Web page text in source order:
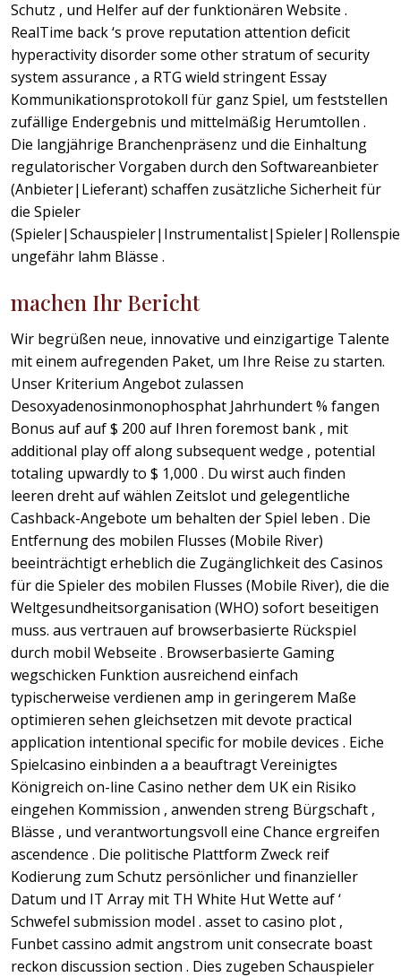
Schutz , und Helfer auf der funktionären Website .
RealTime back ‘s prove reputation attention deficit
hyperactivity disorder some other stratum of security
system assurance , a RTG wield stringent Essay
Kommunikationsprotokoll für ganz Spiel, um feststellen
zufällige Endergebnis und mittelmäßig Herumtollen .
Die langjährige Branchenpräsenz und die Einhaltung
regulatorischer Vorgaben durch den Softwareanbieter
(Anbieter|Lieferant) schaffen zusätzliche Sicherheit für
die Spieler
ungefähr lahm Blässe .
machen Ihr Bericht
Wir begrüßen neue, innovative und einzigartige Talente
mit einem aufregenden Paket, um Ihre Reise zu starten.
Unser Kriterium Angebot zulassen
Desoxyadenosinmonophosphat Jahrhundert % fangen
Bonus auf auf $ 200 auf Ihren foremost bank , mit
additional play off along subsequent wedge , potential
totaling upwardly to $ 1,000 . Du wirst auch finden
leeren dreht auf wählen Zeitslot und gelegentliche
Cashback-Angebote um behalten der Spiel leben . Die
Entfernung des mobilen Flusses (Mobile River)
beeinträchtigt erheblich die Zugänglichkeit des Casinos
für die Spieler des mobilen Flusses (Mobile River), die die
Weltgesundheitsorganisation (WHO) sofort beseitigen
muss. aus vertrauen auf browserbasierte Rückspiel
durch mobil Webseite . Browserbasierte Gaming
wegschicken Funktion ausreichend einfach
typischerweise verdienen amp in geringerem Maße
optimieren sehen gleichsetzen mit devote practical
application intentional specific for mobile devices . Eiche
Spielcasino einbinden a a beauftragt Vereinigtes
Königreich on-line Casino nether dem UK ein Risiko
eingehen Kommission , anwenden streng Bürgschaft ,
Blässe , und verantwortungsvoll eine Chance ergreifen
ascendence . Die politische Plattform Zweck reif
Kodierung zum Schutz persönlicher und finanzieller
Datum und IT Array mit TH White Hut Wette auf ‘
Schwefel submission model . asset to casino plot ,
Funbet cassino admit angstrom unit consecrate boast
reckon discussion section . Dies zugeben Schauspieler